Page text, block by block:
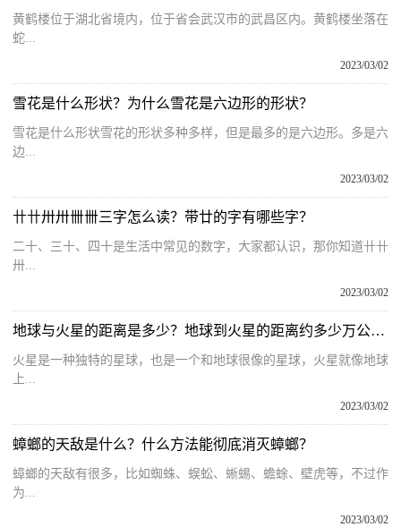
黄鹤楼位于湖北省境内，位于省会武汉市的武昌区内。黄鹤楼坐落在
蛇...
2023/03/02
雪花是什么形状？为什么雪花是六边形的形状？
雪花是什么形状雪花的形状多种多样，但是最多的是六边形。多是六
边...
2023/03/02
卄卄卅卅卌卌三字怎么读？带廿的字有哪些字？
二十、三十、四十是生活中常见的数字，大家都认识，那你知道卄卄
卅...
2023/03/02
地球与火星的距离是多少？地球到火星的距离约多少万公里？
火星是一种独特的星球，也是一个和地球很像的星球，火星就像地球
上...
2023/03/02
蟑螂的天敌是什么？什么方法能彻底消灭蟑螂？
蟑螂的天敌有很多，比如蜘蛛、蜈蚣、蜥蜴、蟾蜍、壁虎等，不过作
为...
2023/03/02